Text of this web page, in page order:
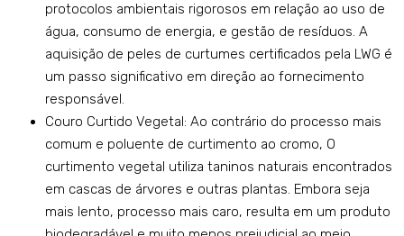
protocolos ambientais rigorosos em relação ao uso de
água, consumo de energia, e gestão de resíduos. A
aquisição de peles de curtumes certificados pela LWG é
um passo significativo em direção ao fornecimento
responsável.
Couro Curtido Vegetal: Ao contrário do processo mais
comum e poluente de curtimento ao cromo, O
curtimento vegetal utiliza taninos naturais encontrados
em cascas de árvores e outras plantas. Embora seja
mais lento, processo mais caro, resulta em um produto